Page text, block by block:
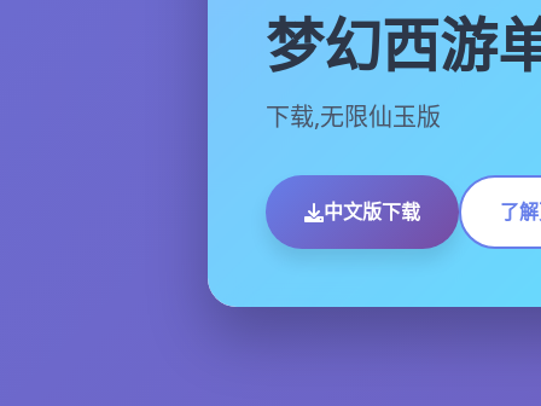
梦幻西游
下载,无限仙玉版
中文版下载 了